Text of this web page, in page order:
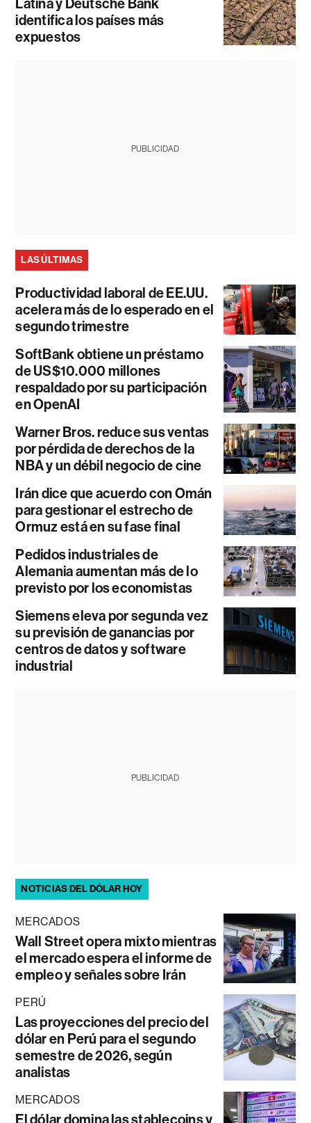
identifica los países más
expuestos
PUBLICIDAD
LAS ÚLTIMAS
Productividad laboral de EE.UU.
acelera más de lo esperado en el
segundo trimestre
SoftBank obtiene un préstamo
de US$10.000 millones
respaldado por su participación
en OpenAI
Warner Bros. reduce sus ventas
por pérdida de derechos de la
NBA y un débil negocio de cine
Irán dice que acuerdo con Omán
para gestionar el estrecho de
Ormuz está en su fase final
Pedidos industriales de
Alemania aumentan más de lo
previsto por los economistas
Siemens eleva por segunda vez
su previsión de ganancias por
centros de datos y software
industrial
PUBLICIDAD
NOTICIAS DEL DÓLAR HOY
MERCADOS
Wall Street opera mixto mientras
el mercado espera el informe de
empleo y señales sobre Irán
PERÚ
Las proyecciones del precio del
dólar en Perú para el segundo
semestre de 2026, según
analistas
MERCADOS
El dólar domina las stablecoins y